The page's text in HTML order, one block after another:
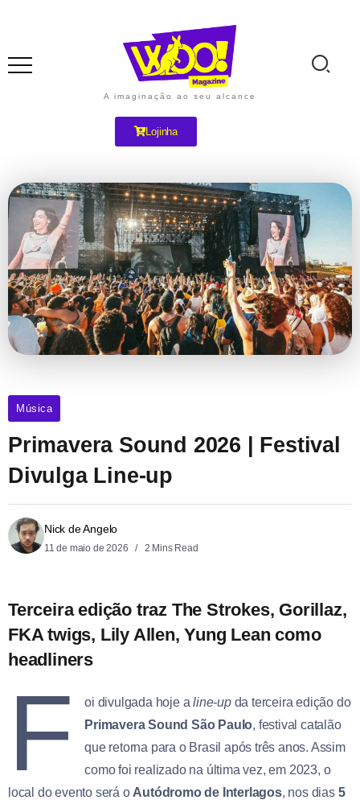
A imaginação ao seu alcance
Lojinha
Música
Primavera Sound 2026 | Festival
Divulga Line-up
Nick de Angelo
11 de maio de 2026 2 Mins Read
Terceira edição traz The Strokes, Gorillaz,
FKA twigs, Lily Allen, Yung Lean como
headliners
F oi divulgada hoje aline-upda terceira edição do
Primavera Sound São Paulo, festival catalão
que retorna para o Brasil após três anos. Assim
como foi realizado na última vez, em 2023, o
local do evento será o Autódromo de Interlagos, nos dias 5